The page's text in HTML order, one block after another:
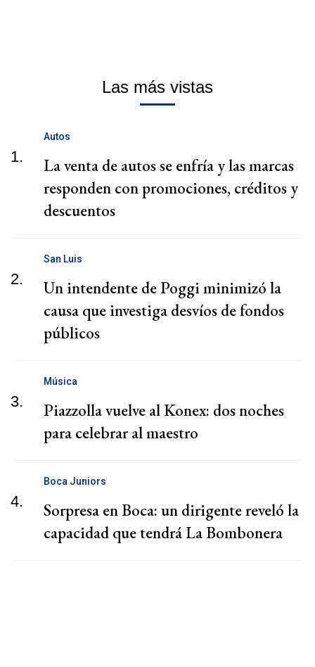
Las más vistas
1.
Autos
La venta de autos se enfría y las marcas
responden con promociones, créditos y
descuentos
2.
San Luis
Un intendente de Poggi minimizó la
causa que investiga desvíos de fondos
públicos
3.
Música
Piazzolla vuelve al Konex: dos noches
para celebrar al maestro
4.
Boca Juniors
Sorpresa en Boca: un dirigente reveló la
capacidad que tendrá La Bombonera